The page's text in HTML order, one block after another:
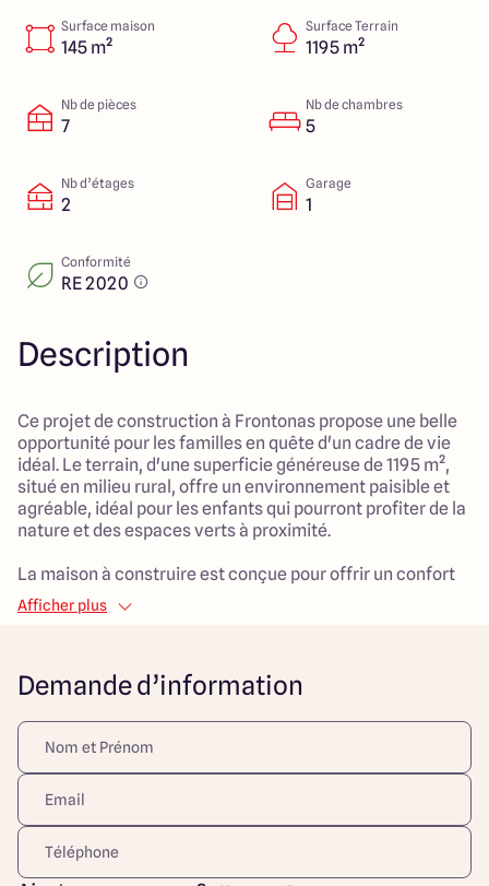
4.9
Surface maison
145 m²
Surface Terrain
1195 m²
Nb de pièces
7
Nb de chambres
5
Nb d’étages
2
Garage
1
Conformité
RE 2020
Description
Ce projet de construction à Frontonas propose une belle
opportunité pour les familles en quête d'un cadre de vie
idéal. Le terrain, d'une superficie généreuse de 1195 m²,
situé en milieu rural, offre un environnement paisible et
agréable, idéal pour les enfants qui pourront profiter de la
nature et des espaces verts à proximité.
La maison à construire est conçue pour offrir un confort
quotidien. Avec une surface habitable de 145 m², elle se
compose de 5 chambres permettant d'accueillir aisément
attenant de 20 m² offre une solution pratique pour le
Ce projet de construction vous attend pour transformer
votre rêve en une réalité confortable et fonctionnelle au
cœur de Frontonas. N'hésitez pas à prendre contact avec
nous pour plus d'informations !
>
Afficher plus
Demande d’information